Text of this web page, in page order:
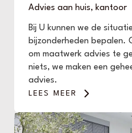
Advies aan huis, kantoor
Bij U kunnen we de
bijzonderheden bepalen.
om maatwerk advies te
niets, we maken een
advies.
LEES MEER